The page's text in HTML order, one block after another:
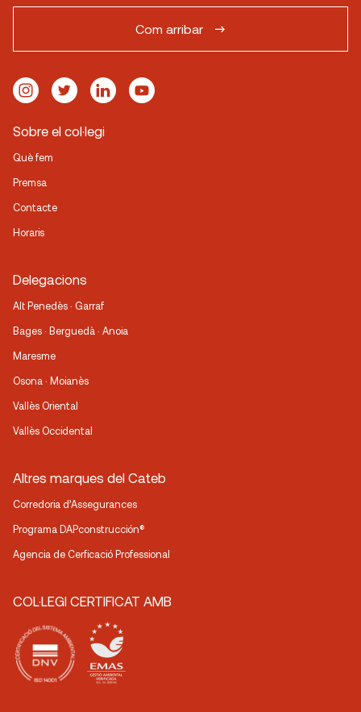
Com arribar
Sobre el col·legi
Què fem
Premsa
Contacte
Horaris
Delegacions
Alt Penedès · Garraf
Bages · Berguedà · Anoia
Maresme
Osona · Moianès
Vallès Oriental
Vallès Occidental
Altres marques del Cateb
Corredoria d’Assegurances
Programa DAPconstrucción®
Agencia de Cerficació Professional
COL·LEGI CERTIFICAT AMB